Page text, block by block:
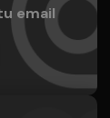
email